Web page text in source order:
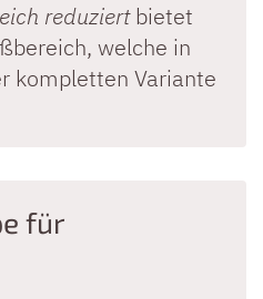
reduziertbietet
welche in
kompletten Variante
für